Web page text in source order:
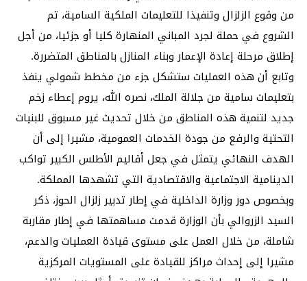
من وقوع الزلزال وتنفيذا للتعليمات الملكية السامية، تم
الشروع في حملة لجرد المباني المنهارة كليا أو جزئيا، من أجل
إطلاق مرحلة إعادة الإعمار وبناء المنازل بالمناطق المتضررة.
وتابع أن هذه العمليات ستشكل جزء من مخطط شمولي ينفذ
بتعليمات سامية من جلالة الملك، نصره الله، يروم إعطاء زخم
جديد لتنمية هذه المناطق من خلال تحديث غير مسبوق للبنيات
التحتية والرفع من جودة الخدمات العمومية، مشيرا إلى أن
الهدف النهائي يتمثل في جعل أقاليم الأطلس الكبير تواكب
الدينامية الاجتماعية والاقتصادية التي تشهدها المملكة.
وبخصوص دور وزارة الداخلية في إطار تدبير زلزال الحوز، ذكر
السيد الزروالي بأن الوزارة قدمت مساهمتها في إطار مقاربة
شاملة، من خلال العمل على مستوى قيادة العمليات والدعم،
مشيرا إلى إحداث مراكز للقيادة على المستويات المركزية